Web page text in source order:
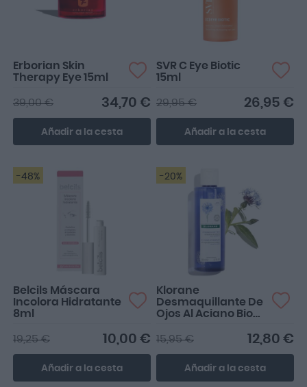
Erborian Skin
Therapy Eye 15ml
34,70 €
39,00 €
Añadir a la cesta
SVR C Eye Biotic
15ml
26,95 €
29,95 €
Añadir a la cesta
-48%
Belcils Máscara
Incolora Hidratante
8ml
10,00 €
19,25 €
Añadir a la cesta
-20%
Klorane
Desmaquillante De
Ojos Al Aciano Bio
12,80 €
15,95 €
Añadir a la cesta